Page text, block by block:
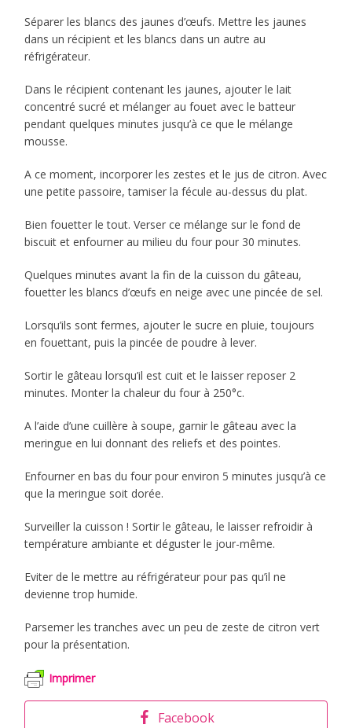
Séparer les blancs des jaunes d’œufs. Mettre les jaunes
dans un récipient et les blancs dans un autre au
réfrigérateur.
Dans le récipient contenant les jaunes, ajouter le lait
concentré sucré et mélanger au fouet avec le batteur
pendant quelques minutes jusqu’à ce que le mélange
mousse.
A ce moment, incorporer les zestes et le jus de citron. Avec
une petite passoire, tamiser la fécule au-dessus du plat.
Bien fouetter le tout. Verser ce mélange sur le fond de
biscuit et enfourner au milieu du four pour 30 minutes.
Quelques minutes avant la fin de la cuisson du gâteau,
fouetter les blancs d’œufs en neige avec une pincée de sel.
Lorsqu’ils sont fermes, ajouter le sucre en pluie, toujours
en fouettant, puis la pincée de poudre à lever.
Sortir le gâteau lorsqu’il est cuit et le laisser reposer 2
minutes. Monter la chaleur du four à 250°c.
A l’aide d’une cuillère à soupe, garnir le gâteau avec la
meringue en lui donnant des reliefs et des pointes.
Enfourner en bas du four pour environ 5 minutes jusqu’à ce
que la meringue soit dorée.
Surveiller la cuisson ! Sortir le gâteau, le laisser refroidir à
température ambiante et déguster le jour-même.
Eviter de le mettre au réfrigérateur pour pas qu’il ne
devienne trop humide.
Parsemer les tranches avec un peu de zeste de citron vert
pour la présentation.
Imprimer
Facebook